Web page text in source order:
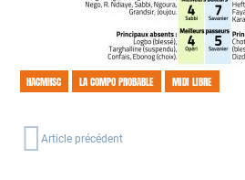
HACMHSC LA COMPO PROBABLE MIDI LIBRE
Article précédent